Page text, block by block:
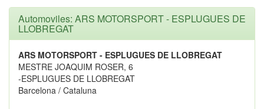
Automoviles: ARS MOTORSPORT - ESPLUGUES DE
LLOBREGAT
ARS MOTORSPORT - ESPLUGUES DE LLOBREGAT
MESTRE JOAQUIM ROSER, 6
-ESPLUGUES DE LLOBREGAT
Barcelona / Cataluna